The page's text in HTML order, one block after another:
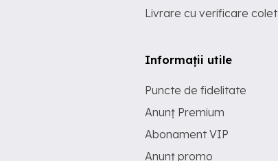
Livrare cu verificare colet
Informații utile
Puncte de fidelitate
Anunț Premium
Abonament VIP
Anunț promo